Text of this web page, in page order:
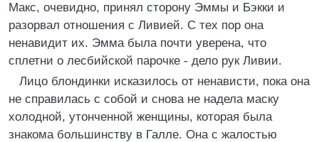
Макс, очевидно, принял сторону Эммы и Бэкки и
разорвал отношения с Ливией. С тех пор она
ненавидит их. Эмма была почти уверена, что
сплетни о лесбийской парочке - дело рук Ливии.
Лицо блондинки исказилось от ненависти, пока она
не справилась с собой и снова не надела маску
холодной, утонченной женщины, которая была
знакома большинству в Галле. Она с жалостью